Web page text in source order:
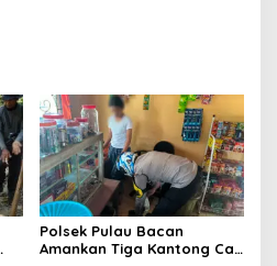
Polsek Pulau Bacan
Amankan Tiga Kantong Cap